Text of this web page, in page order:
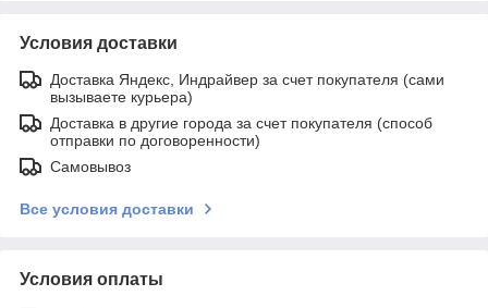
Условия доставки
Доставка Яндекс, Индрайвер за счет покупателя (сами
вызываете курьера)
Доставка в другие города за счет покупателя (способ
отправки по договоренности)
Самовывоз
Все условия доставки
Условия оплаты